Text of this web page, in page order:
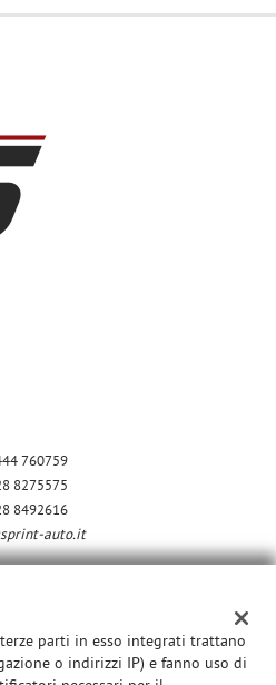
760759
8275575
8492616
auto.it
parti in esso integrati trattano
o indirizzi IP) e fanno uso di